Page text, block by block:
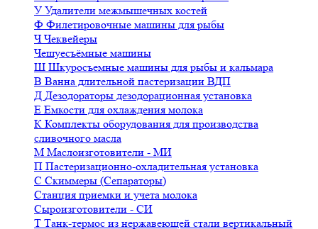
У Удалители межмышечных костей
Ф Филетировочные машины для рыбы
ЧЧеквейеры
Чешуесъёмные машины
Ш Шкуросъемные машины для рыбы и кальмара
В Ванна длительной пастеризации ВДП
Д Дезодораторы дезодорационная установка
Е Емкости для охлаждения молока
К Комплекты оборудования для производства
сливочного масла
М Маслоизготовители - МИ
П Пастеризационно-охладительная установка
С Скиммеры (Сепараторы)
Станция приемки и учета молока
Сыроизготовители - СИ
Т Танк-термос из нержавеющей стали вертикальный